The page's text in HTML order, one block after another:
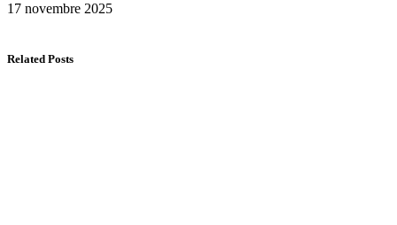
17 novembre 2025
Related Posts